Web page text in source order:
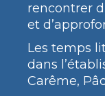
rencontrer
et
Les temps
dans
Carême,